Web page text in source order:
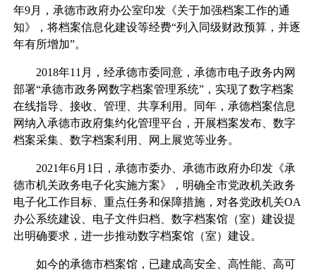
年9月，承德市政府办公室印发《关于加强档案工作的通
知》，将档案信息化建设等经费“列入同级财政预算，并逐
年有所增加”。
2018年11月，经承德市委同意，承德市电子政务内网
部署“承德市政务网数字档案管理系统”，实现了数字档案
在线指导、接收、管理、共享利用。同年，承德档案信息
网纳入承德市政府集约化管理平台，开展档案发布、数字
档案采集、数字档案利用、网上展览等业务。
2021年6月1日，承德市委办、承德市政府办印发《承
德市机关政务电子化实施方案》，明确全市党政机关政务
电子化工作目标、重点任务和保障措施，对各党政机关OA
办公系统建设、电子文件归档、数字档案馆（室）建设提
出明确要求，进一步推动数字档案馆（室）建设。
如今的承德市档案馆，已建成高安全、高性能、高可